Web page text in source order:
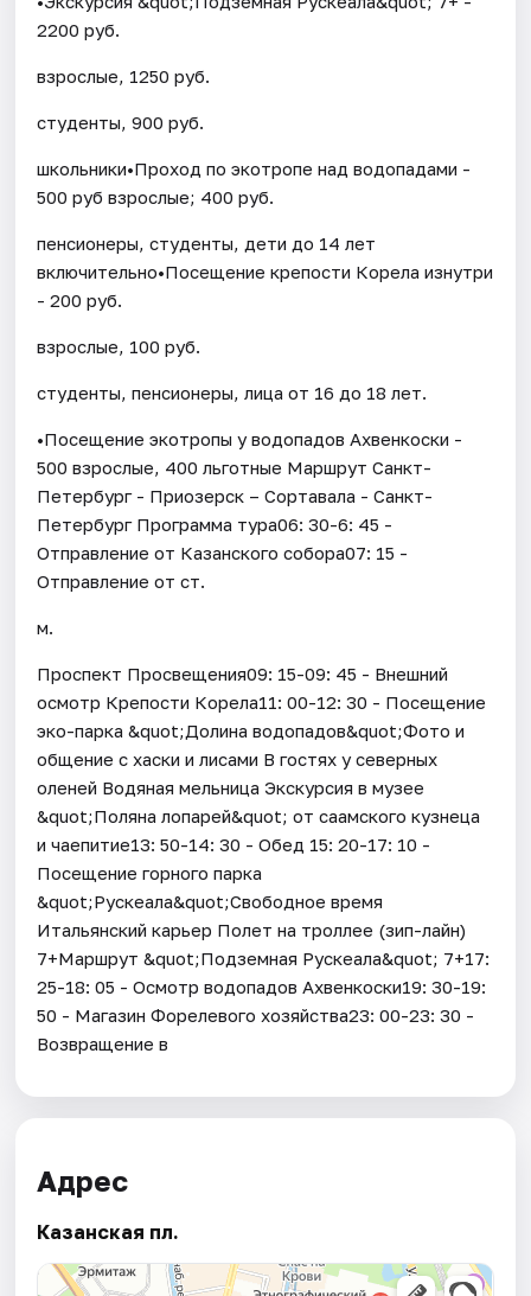
2200 руб.
взрослые, 1250 руб.
студенты, 900 руб.
школьники•Проход по экотропе над водопадами -
500 руб взрослые; 400 руб.
пенсионеры, студенты, дети до 14 лет
включительно•Посещение крепости Корела изнутри
- 200 руб.
взрослые, 100 руб.
студенты, пенсионеры, лица от 16 до 18 лет.
•Посещение экотропы у водопадов Ахвенкоски -
500 взрослые, 400 льготные Маршрут Санкт-
Петербург - Приозерск – Сортавала - Санкт-
Петербург Программа тура06: 30-6: 45 -
Отправление от Казанского собора07: 15 -
Отправление от ст.
м.
Проспект Просвещения09: 15-09: 45 - Внешний
осмотр Крепости Корела11: 00-12: 30 - Посещение
эко-парка &quot;Долина водопадов&quot;Фото и
общение с хаски и лисами В гостях у северных
оленей Водяная мельница Экскурсия в музее
&quot;Поляна лопарей&quot; от саамского кузнеца
и чаепитие13: 50-14: 30 - Обед 15: 20-17: 10 -
Посещение горного парка
&quot;Рускеала&quot;Свободное время
Итальянский карьер Полет на троллее (зип-лайн)
7+Маршрут &quot;Подземная Рускеала&quot; 7+17:
25-18: 05 - Осмотр водопадов Ахвенкоски19: 30-19:
50 - Магазин Форелевого хозяйства23: 00-23: 30 -
Возвращение в
Адрес
Казанская пл.